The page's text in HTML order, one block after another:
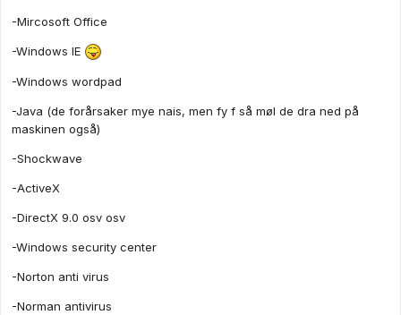
-Mircosoft Office
-Windows IE
-Windows wordpad
-Java (de forårsaker mye nais, men fy f så møl de dra ned på
maskinen også)
-Shockwave
-ActiveX
-DirectX 9.0 osv osv
-Windows security center
-Norton anti virus
-Norman antivirus